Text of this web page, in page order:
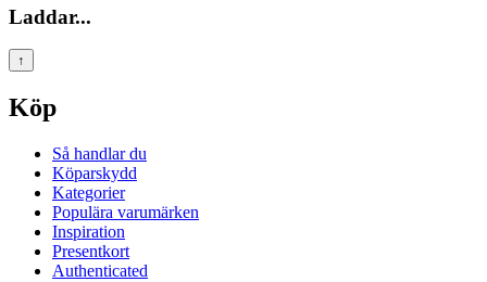
Laddar...
↑
Köp
Så handlar du
Köparskydd
Kategorier
Populära varumärken
Inspiration
Presentkort
Authenticated